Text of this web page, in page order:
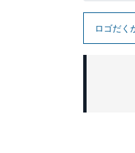
ロゴだく